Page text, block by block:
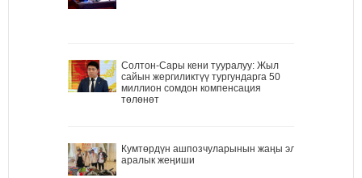
Солтон-Сары кени тууралуу: Жыл
сайын жергиликтүү тургундарга 50
миллион сомдон компенсация
төлөнөт
Кумтөрдүн ашпозчуларынын жаңы эл
аралык жеңиши